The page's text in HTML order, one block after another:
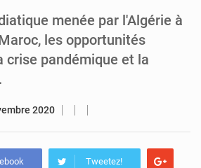
Tibiri : le dialogue, nouveau terrain de jeu pour la paix
menée par l'Algérie à
les opportunités
crise pandémique et la
2020
Tweetez!